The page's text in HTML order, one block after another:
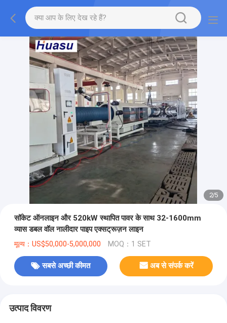
2/5
सॉकेट ऑनलाइन और 520kW स्थापित पावर के साथ 32-1600mm
व्यास डबल वॉल नालीदार पाइप एक्सट्रूज़न लाइन
मूल्य：US$50,000-5,000,000 MOQ：1 SET
सबसे अच्छी कीमत अब से संपर्क करें
उत्पाद विवरण